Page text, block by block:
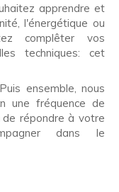
apprendre et
l'énergétique ou
complêter vos
techniques: cet
ensemble, nous
une fréquence de
répondre à votre
dans le